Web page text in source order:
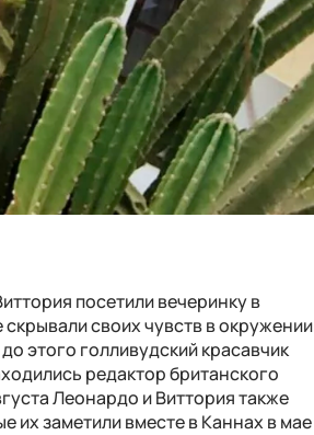
посетили вечеринку в
своих чувств в окружении
этого голливудский красавчик
редактор британского
Леонардо и Виттория также
их заметили вместе в Каннах в мае